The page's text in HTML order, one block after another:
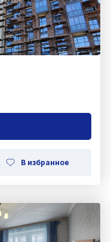
В избранное